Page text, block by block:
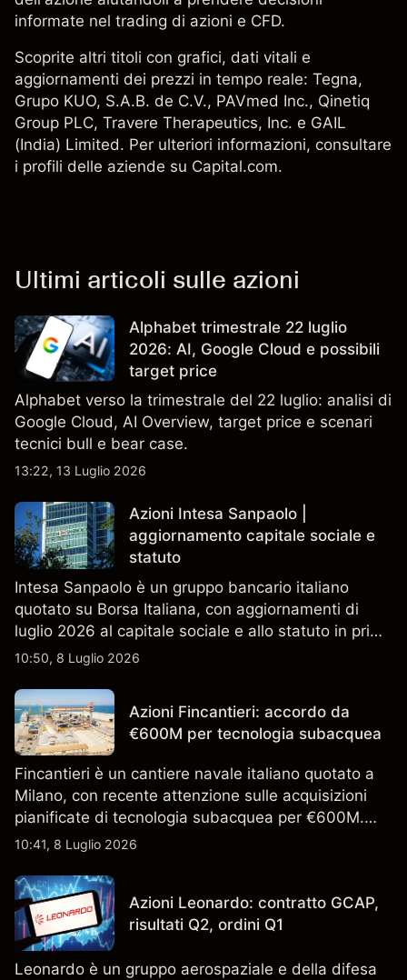
informate nel trading di azioni e CFD.
Scoprite altri titoli con grafici, dati vitali e
aggiornamenti dei prezzi in tempo reale: Tegna,
Grupo KUO, S.A.B. de C.V., PAVmed Inc., Qinetiq
Group PLC, Travere Therapeutics, Inc. e GAIL
(India) Limited. Per ulteriori informazioni, consultare
i profili delle aziende su Capital.com.
Ultimi articoli sulle azioni
Alphabet trimestrale 22 luglio
2026: AI, Google Cloud e possibili
target price
Alphabet verso la trimestrale del 22 luglio: analisi di
Google Cloud, AI Overview, target price e scenari
tecnici bull e bear case.
13:22, 13 Luglio 2026
Azioni Intesa Sanpaolo |
aggiornamento capitale sociale e
statuto
Intesa Sanpaolo è un gruppo bancario italiano
quotato su Borsa Italiana, con aggiornamenti di
luglio 2026 al capitale sociale e allo statuto in primo
piano. Esplora i target price ISP di terze parti e
un indicatore affidabile dei risultati futuri.
10:50, 8 Luglio 2026
Azioni Fincantieri: accordo da
€600M per tecnologia subacquea
Fincantieri è un cantiere navale italiano quotato a
Milano, con recente attenzione sulle acquisizioni
pianificate di tecnologia subacquea per €600M.
Scopri i target di prezzo FCT di terze parti e l'analisi
indicatore affidabile dei risultati futuri.
10:41, 8 Luglio 2026
Azioni Leonardo: contratto GCAP,
risultati Q2, ordini Q1
Leonardo è un gruppo aerospaziale e della difesa